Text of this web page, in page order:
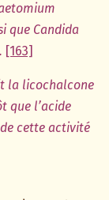
que Candida
[163]
la licochalcone
que l’acide
cette activité